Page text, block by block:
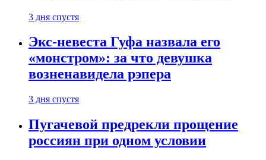
3 дня спустя
Экс-невеста Гуфа назвала его
«монстром»: за что девушка
возненавидела рэпера
3 дня спустя
Пугачевой предрекли прощение
россиян при одном условии